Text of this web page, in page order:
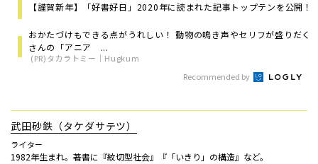
【謹賀新年】「好書好日」2020年に読まれた記事トップテンを公開！
おかたづけもできる点がうれしい！ 動物の鳴き声やセリフが盛りだく
さんの「アニア ...
(PR)タカラトミー｜Hugkum
Recommended by
武田砂鉄（タケダサテツ）
ライター
1982年生まれ。著書に『紋切型社会』『「いきり」の構造』など。